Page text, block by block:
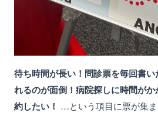
待ち時間が長い！問診票を毎回書
れるのが面倒！病院探しに時間が
約したい！ …という項目に票が集ま